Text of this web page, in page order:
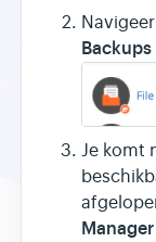
Backups
Je komt
Manager